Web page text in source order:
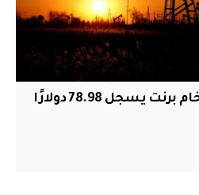
تراجع أسعار النفط وخام برنت يسجل 78.98 دولارًا